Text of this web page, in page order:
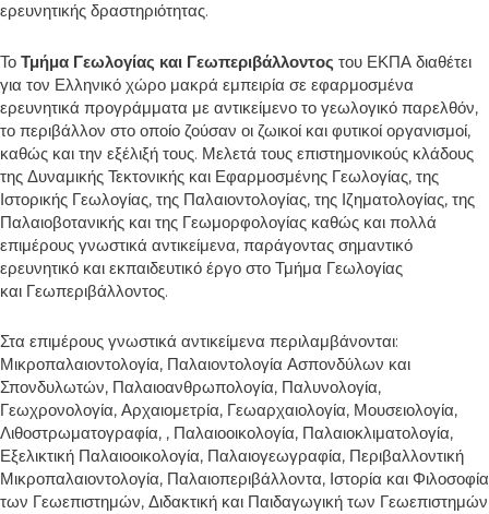
ερευνητικής δραστηριότητας.
Το Τμήμα Γεωλογίας και Γεωπεριβάλλοντος του ΕΚΠΑ διαθέτει
για τον Ελληνικό χώρο μακρά εμπειρία σε εφαρμοσμένα
ερευνητικά προγράμματα με αντικείμενο το γεωλογικό παρελθόν,
το περιβάλλον στο οποίο ζούσαν οι ζωικοί και φυτικοί οργανισμοί,
καθώς και την εξέλιξή τους. Μελετά τους επιστημονικούς κλάδους
της Δυναμικής Τεκτονικής και Εφαρμοσμένης Γεωλογίας, της
Ιστορικής Γεωλογίας, της Παλαιοντολογίας, της Ιζηματολογίας, της
Παλαιοβοτανικής και της Γεωμορφολογίας καθώς και πολλά
επιμέρους γνωστικά αντικείμενα, παράγοντας σημαντικό
ερευνητικό και εκπαιδευτικό έργο στο Τμήμα Γεωλογίας
και Γεωπεριβάλλοντος.
Στα επιμέρους γνωστικά αντικείμενα περιλαμβάνονται:
Μικροπαλαιοντολογία, Παλαιοντολογία Ασπονδύλων και
Σπονδυλωτών, Παλαιοανθρωπολογία, Παλυνολογία,
Γεωχρονολογία, Αρχαιομετρία, Γεωαρχαιολογία, Μουσειολογία,
Λιθοστρωματογραφία, , Παλαιοοικολογία, Παλαιοκλιματολογία,
Εξελικτική Παλαιοοικολογία, Παλαιογεωγραφία, Περιβαλλοντική
Μικροπαλαιοντολογία, Παλαιοπεριβάλλοντα, Ιστορία και Φιλοσοφία
των Γεωεπιστημών, Διδακτική και Παιδαγωγική των Γεωεπιστημών